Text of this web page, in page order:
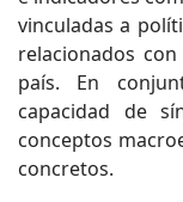
vinculadas a
relacionados
país. En
capacidad de
conceptos
concretos.